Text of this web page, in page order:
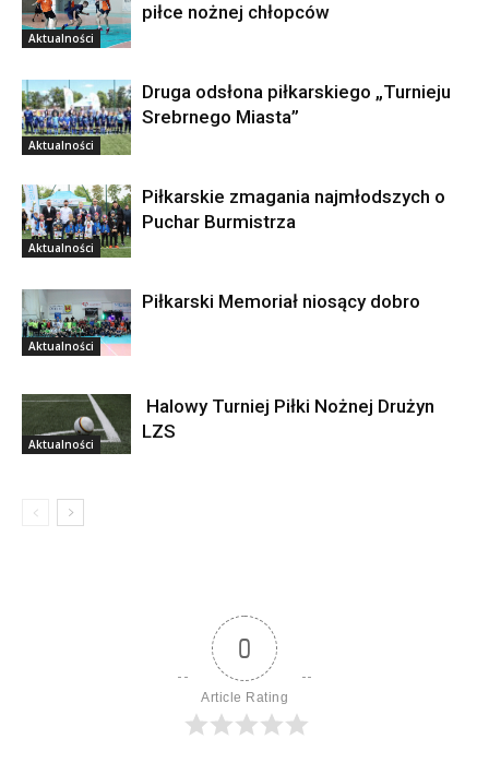
Aktualności
piłce nożnej chłopców
Aktualności
Druga odsłona piłkarskiego „Turnieju
Srebrnego Miasta”
Aktualności
Piłkarskie zmagania najmłodszych o
Puchar Burmistrza
Aktualności
Piłkarski Memoriał niosący dobro
Aktualności
Halowy Turniej Piłki Nożnej Drużyn
LZS
0
Article Rating